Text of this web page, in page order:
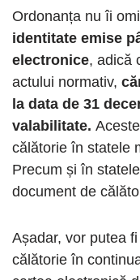
Ordonanța nu îi
identitate emise
electronice, adică
actului normativ,
la data de 31
valabilitate.
călătorie în statele
Precum și în
document de
Așadar, vor putea
călătorie în